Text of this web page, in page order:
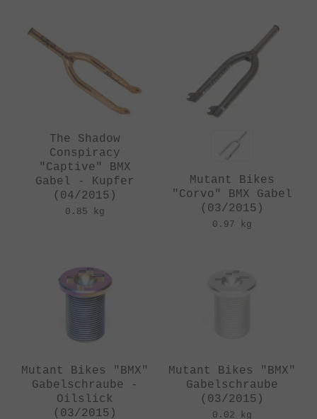
The Shadow
Conspiracy
"Captive" BMX
Gabel - Kupfer
(04/2015)
0.85 kg
Mutant Bikes
"Corvo" BMX Gabel
(03/2015)
0.97 kg
Mutant Bikes "BMX"
Gabelschraube -
Oilslick
(03/2015)
Mutant Bikes "BMX"
Gabelschraube
(03/2015)
0.02 kg